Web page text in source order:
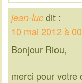
jean-luc dit :
10 mai 2012 à
Bonjour Riou,
merci pour votre